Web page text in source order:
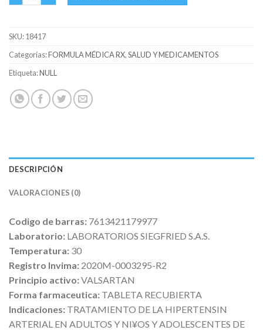
SKU:18417
Categorías:FORMULA MÉDICA RX,SALUD Y MEDICAMENTOS
Etiqueta:NULL
DESCRIPCIÓN
VALORACIONES (0)
Codigo de barras: 7613421179977
Laboratorio: LABORATORIOS SIEGFRIED S.A.S.
Temperatura: 30
Registro Invima: 2020M-0003295-R2
Principio activo:VALSARTAN
Forma farmaceutica: TABLETA RECUBIERTA
Indicaciones: TRATAMIENTO DE LA HIPERTENSIN
ARTERIAL EN ADULTOS Y NI¥OS Y ADOLESCENTES DE